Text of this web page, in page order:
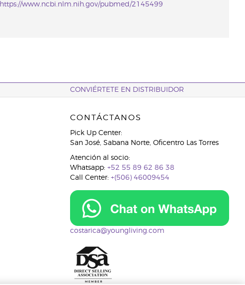
https://www.ncbi.nlm.nih.gov/pubmed/2145499
CONVIÉRTETE EN DISTRIBUIDOR
CONTÁCTANOS
Pick Up Center:
San José, Sabana Norte, Oficentro Las Torres
Atención al socio:
Whatsapp: +52 55 89 62 86 38
Call Center: +(506) 46009454
costarica@youngliving.com